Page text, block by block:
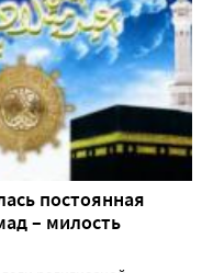
постоянная
– милость